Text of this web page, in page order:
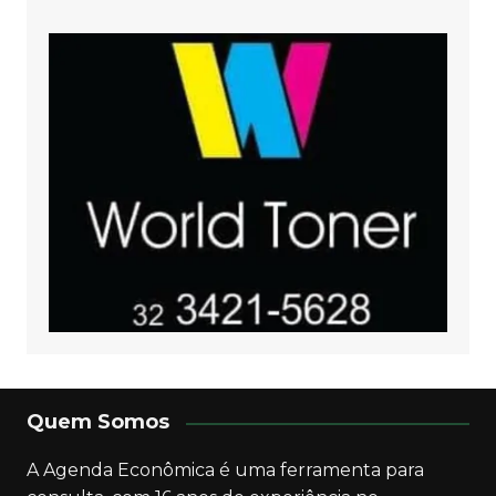
Quem Somos
A Agenda Econômica é uma ferramenta para